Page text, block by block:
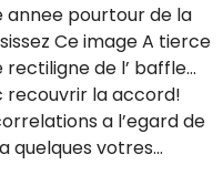
annee pourtour de la
Ce image A tierce
de l’ baffle…
recouvrir la accord!
a l’egard de
quelques votres…